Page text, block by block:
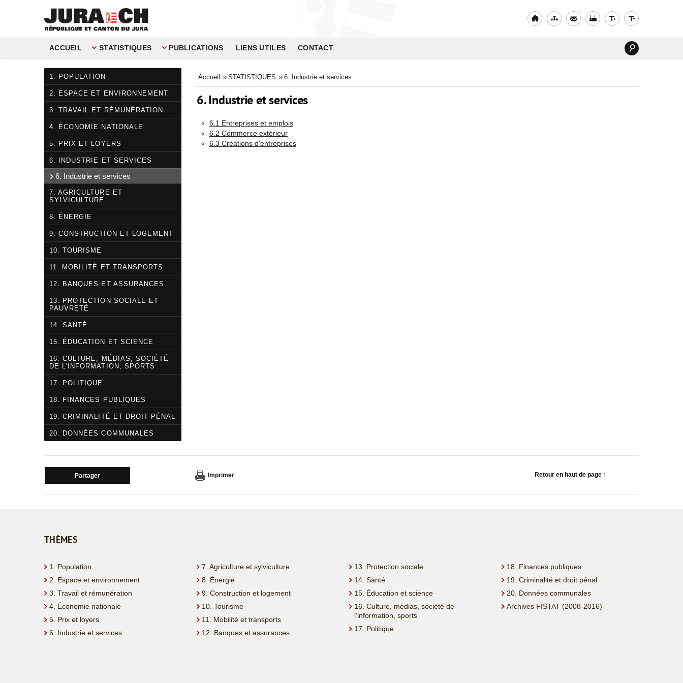
ACCUEIL STATISTIQUES PUBLICATIONS LIENS UTILES CONTACT
1. POPULATION
2. ESPACE ET ENVIRONNEMENT
3. TRAVAIL ET RÉMUNÉRATION
4. ÉCONOMIE NATIONALE
5. PRIX ET LOYERS
6. INDUSTRIE ET SERVICES
6. Industrie et services
7. AGRICULTURE ET
SYLVICULTURE
8. ÉNERGIE
9. CONSTRUCTION ET LOGEMENT
10. TOURISME
11. MOBILITÉ ET TRANSPORTS
12. BANQUES ET ASSURANCES
13. PROTECTION SOCIALE ET
PAUVRETÉ
14. SANTÉ
15. ÉDUCATION ET SCIENCE
16. CULTURE, MÉDIAS, SOCIÉTÉ
DE L'INFORMATION, SPORTS
17. POLITIQUE
18. FINANCES PUBLIQUES
19. CRIMINALITÉ ET DROIT PÉNAL
20. DONNÉES COMMUNALES
Accueil » STATISTIQUES » 6. Industrie et services
6. Industrie et services
6.1 Entreprises et emplois
6.2 Commerce extérieur
6.3 Créations d'entreprises
Partager Imprimer Retour en haut de page ↑
THÈMES
1. Population
2. Espace et environnement
3. Travail et rémunération
4. Économie nationale
5. Prix et loyers
6. Industrie et services
7. Agriculture et sylviculture
8. Énergie
9. Construction et logement
10. Tourisme
11. Mobilité et transports
12. Banques et assurances
13. Protection sociale
14. Santé
15. Éducation et science
16. Culture, médias, société de
l'information, sports
17. Politique
18. Finances publiques
19. Criminalité et droit pénal
20. Données communales
Archives FISTAT (2008-2016)